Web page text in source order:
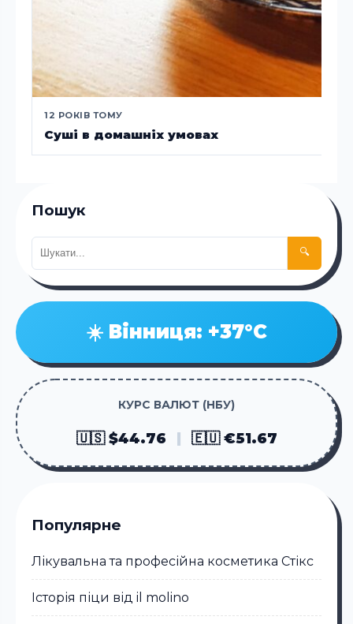
12 РОКІВ ТОМУ
Суші в домашніх умовах
Пошук
🔍
☀️ Вінниця: +37°C
КУРС ВАЛЮТ (НБУ)
🇺🇸 $44.76 🇪🇺 €51.67
Популярне
Лікувальна та професійна косметика Стікc
Історія піци від il molino